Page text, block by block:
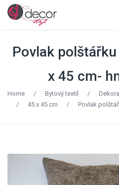
Povlak
x 45 cm-
Home / Bytový textil /
/
45 x 45 cm / Povlak